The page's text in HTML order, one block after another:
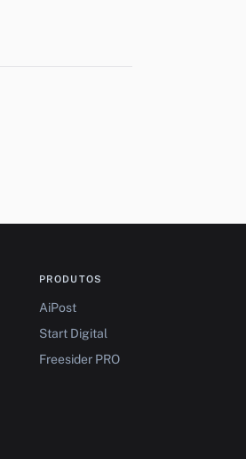
PRODUTOS
AiPost
Start Digital
Freesider PRO